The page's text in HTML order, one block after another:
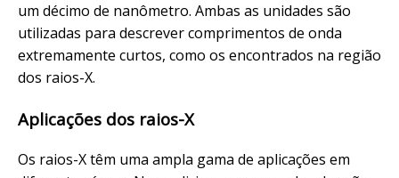
um décimo de nanômetro. Ambas as unidades são
utilizadas para descrever comprimentos de onda
extremamente curtos, como os encontrados na região
dos raios-X.
Aplicações dos raios-X
Os raios-X têm uma ampla gama de aplicações em